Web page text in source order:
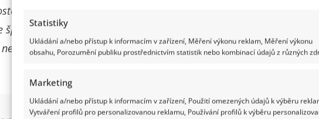
Statistiky
Ukládání a/nebo přístup k informacím v zařízení, Měření výkonu reklam, Měření výkonu
obsahu, Porozumění publiku prostřednictvím statistik nebo kombinací údajů z různých
Marketing
Ukládání a/nebo přístup k informacím v zařízení, Použití omezených údajů k výběru
Vytváření profilů pro personalizovanou reklamu, Používání profilů k výběru
strašná. Jsem z generace, kdy jsme se do školy netěšili, ale
známek a myslím si, že to je špatně. Děti by se do školy
by se bát učitelů ani rodičů,“svěřila se v rozhovoru pro